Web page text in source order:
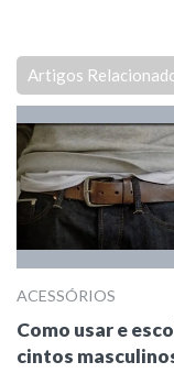
Artigos
ACESSÓRIOS
Como usar e
cintos